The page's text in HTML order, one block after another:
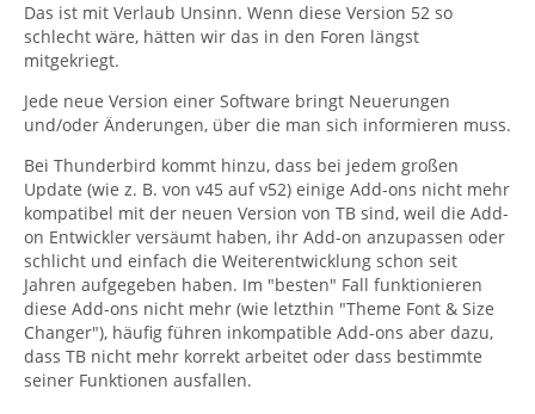
Das ist mit Verlaub Unsinn. Wenn diese Version 52 so
schlecht wäre, hätten wir das in den Foren längst
mitgekriegt.
Jede neue Version einer Software bringt Neuerungen
und/oder Änderungen, über die man sich informieren muss.
Bei Thunderbird kommt hinzu, dass bei jedem großen
Update (wie z. B. von v45 auf v52) einige Add-ons nicht mehr
kompatibel mit der neuen Version von TB sind, weil die Add-
on Entwickler versäumt haben, ihr Add-on anzupassen oder
schlicht und einfach die Weiterentwicklung schon seit
Jahren aufgegeben haben. Im "besten" Fall funktionieren
diese Add-ons nicht mehr (wie letzthin "Theme Font & Size
Changer"), häufig führen inkompatible Add-ons aber dazu,
dass TB nicht mehr korrekt arbeitet oder dass bestimmte
seiner Funktionen ausfallen.